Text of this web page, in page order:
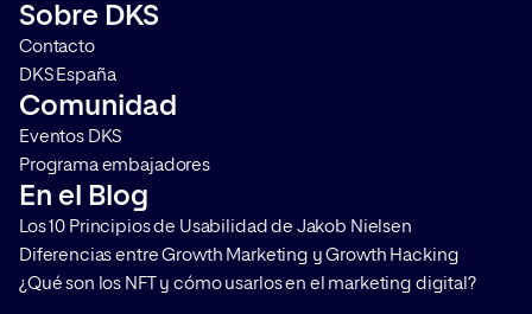
Sobre DKS
Contacto
DKS España
Comunidad
Eventos DKS
Programa embajadores
En el Blog
Los 10 Principios de Usabilidad de Jakob Nielsen
Diferencias entre Growth Marketing y Growth Hacking
¿Qué son los NFT y cómo usarlos en el marketing digital?